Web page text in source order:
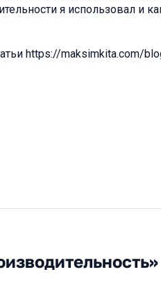
я использовал и
https://maksimkita.com/